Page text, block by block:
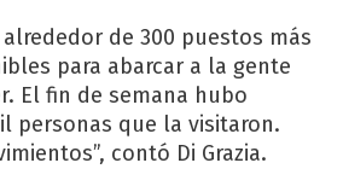
de 300 puestos más
para abarcar a la gente
El fin de semana hubo
personas que la visitaron.
contó Di Grazia.